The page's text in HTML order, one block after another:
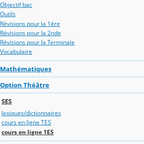
Objectif bac
Outils
Révisions pour la 1ère
Révisions pour la 2nde
Révisions pour la Terminale
Vocabulaire
Mathématiques
Option Théâtre
SES
lexiques/dictionnaires
cours en ligne TES
cours en ligne 1ES